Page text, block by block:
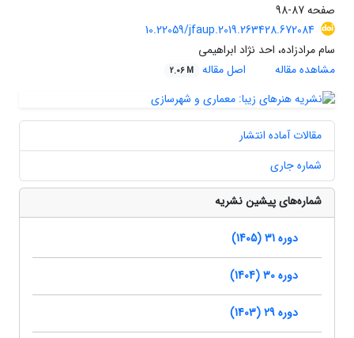
صفحه87-98
10.22059/jfaup.2019.263428.672084
سام مرادزاده، احد نژاد ابراهیمی
مشاهده مقاله
اصل مقاله 2.06 M
مقالات آماده انتشار
شماره جاری
شماره‌های پیشین نشریه
دوره 31 (1405)
دوره 30 (1404)
دوره 29 (1403)